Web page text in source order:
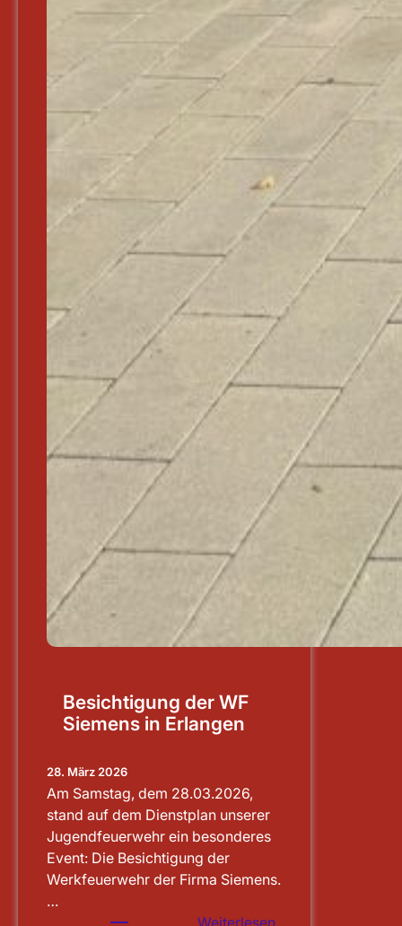
Besichtigung der WF
Siemens in Erlangen
28. März 2026
Am Samstag, dem 28.03.2026,
stand auf dem Dienstplan unserer
Jugendfeuerwehr ein besonderes
Event: Die Besichtigung der
Werkfeuerwehr der Firma Siemens.
…
Weiterlesen